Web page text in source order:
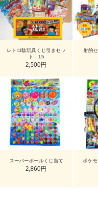
レトロ駄玩具くじ引きセッ
ト 15
2,500円
射的
スーパーボールくじ当て
2,860円
ポケ